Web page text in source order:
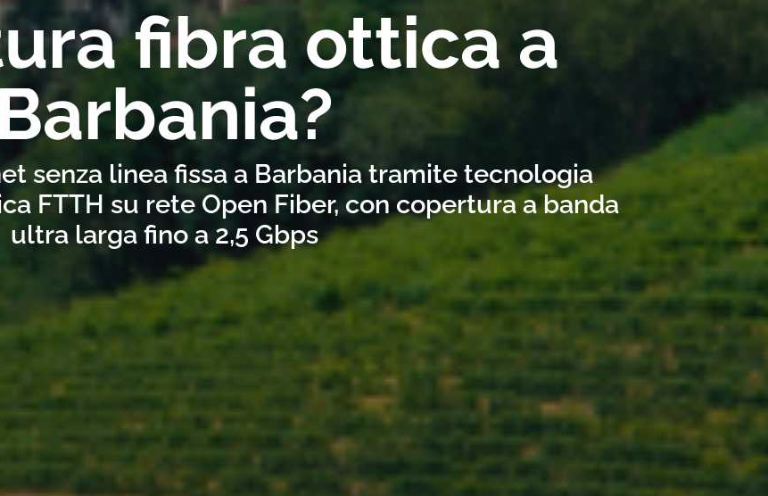
fibra ottica a
senza linea fissa a Barbania tramite tecnologia
FTTH su rete Open Fiber, con copertura a banda
ultra larga fino a 2,5 Gbps